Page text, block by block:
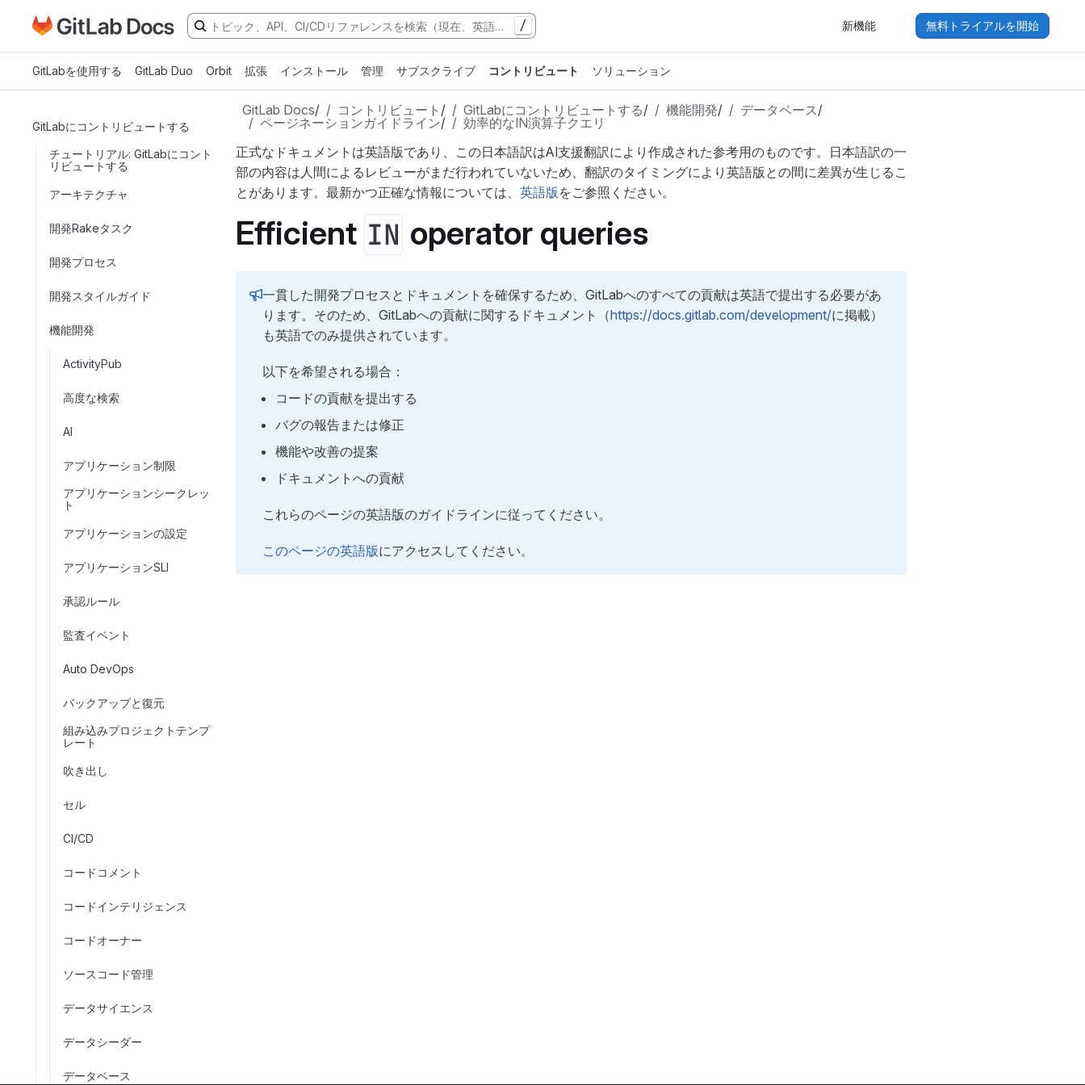
メインコンテンツにスキップ
GitLabドキュメントのホームページに移動 / 新機能 無料トライアルを開始
GitLabを使用する GitLab Duo Orbit 拡張 インストール 管理 サブスクライブ コントリビュート ソリューション
GitLabにコントリビュートする
チュートリアル: GitLabにコント
リビュートする
アーキテクチャ
開発Rakeタスク
開発プロセス
開発スタイルガイド
機能開発
ActivityPub
高度な検索
AI
アプリケーション制限
アプリケーションシークレッ
ト
アプリケーションの設定
アプリケーションSLI
承認ルール
監査イベント
Auto DevOps
バックアップと復元
組み込みプロジェクトテンプ
レート
吹き出し
セル
CI/CD
コードコメント
コードインテリジェンス
コードオーナー
ソースコード管理
データサイエンス
データシーダー
データベース
GitLab Docs/ コントリビュート / GitLabにコントリビュートする/ 機能開発/ データベース/
ページネーションガイドライン/
効率的なIN演算子クエリ
正式なドキュメントは英語版であり、この日本語訳はAI支援翻訳により作成された参考用のものです。日本語訳の一
部の内容は人間によるレビューがまだ行われていないため、翻訳のタイミングにより英語版との間に差異が生じるこ
とがあります。最新かつ正確な情報については、 英語版 をご参照ください。
Efficient IN operator queries
一貫した開発プロセスとドキュメントを確保するため、GitLabへのすべての貢献は英語で提出する必要があ
ります。そのため、GitLabへの貢献に関するドキュメント（https://docs.gitlab.com/development/に掲載）
も英語でのみ提供されています。
以下を希望される場合：
コードの貢献を提出する
バグの報告または修正
機能や改善の提案
ドキュメントへの貢献
これらのページの英語版のガイドラインに従ってください。
このページの英語版にアクセスしてください。